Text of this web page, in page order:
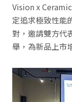
Vision x
定追求極致性能
對，邀請雙方代
舉，為新品上市